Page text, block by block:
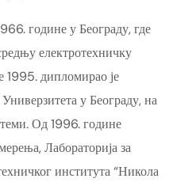
године у Београду, где
електротехничку
1995. дипломирао је
у Београду, на
Од 1996. године
Лабораторија за
института “Никола